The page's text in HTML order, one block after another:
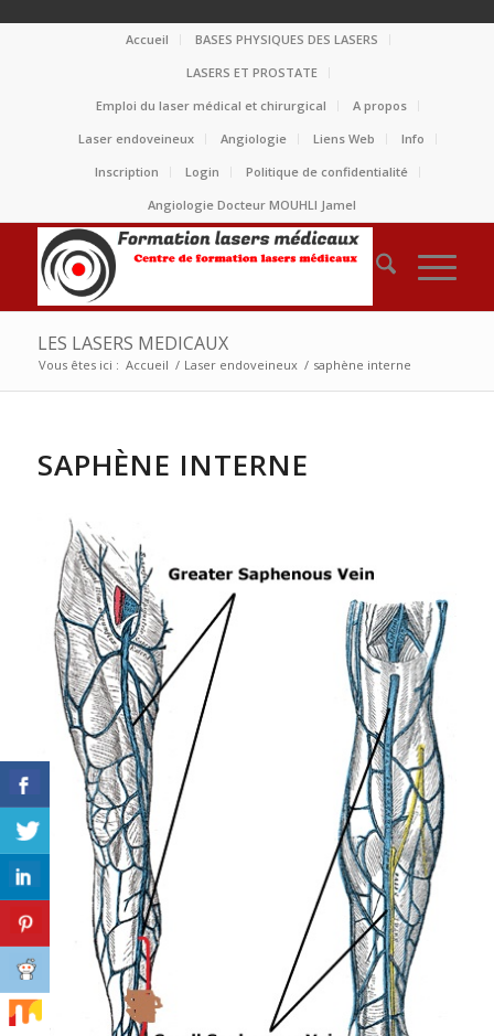
Accueil
BASES PHYSIQUES DES LASERS
LASERS ET PROSTATE
Emploi du laser médical et chirurgical
A propos
Laser endoveineux
Angiologie Liens Web
Info
Inscription
Login
Politique de confidentialité
Angiologie Docteur MOUHLI Jamel
LES LASERS MEDICAUX
Vous êtes ici : Accueil / Laser endoveineux / saphène interne
SAPHÈNE INTERNE